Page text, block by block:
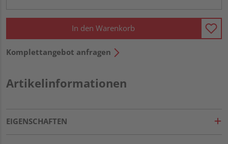
In den Warenkorb
Komplettangebot anfragen
Artikelinformationen
EIGENSCHAFTEN